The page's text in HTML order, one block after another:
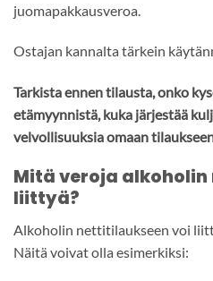
juomapakkausveroa.
Ostajan kannalta tärkein
Tarkista ennen tilausta, onko
etämyynnistä, kuka järjestää
velvollisuuksia omaan
Mitä veroja
liittyä?
Alkoholin nettitilaukseen voi
Näitä voivat olla esimerkiksi: